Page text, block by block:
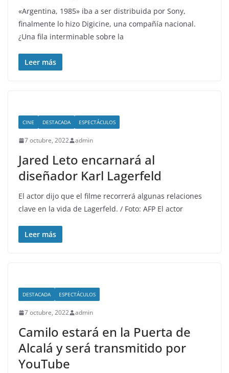
«Argentina, 1985» iba a ser distribuida por Sony,
finalmente lo hizo Digicine, una compañía nacional.
¿Una fila interminable sobre la
Leer más
CINE DESTACADA ESPECTÁCULOS
7 octubre, 2022 admin
Jared Leto encarnará al
diseñador Karl Lagerfeld
El actor dijo que el filme recorrerá algunas relaciones
clave en la vida de Lagerfeld. / Foto: AFP El actor
Leer más
DESTACADA ESPECTÁCULOS
7 octubre, 2022 admin
Camilo estará en la Puerta de
Alcalá y será transmitido por
YouTube